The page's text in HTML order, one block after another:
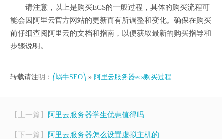
请注意，以上是购买ECS的一般过程，具体的购买流程可
能会因阿里云官方网站的更新而有所调整和变化。确保在购买
前仔细查阅阿里云的文档和指南，以便获取最新的购买指导和
步骤说明。
转载请注明： ⎛蜗牛SEO⎞ » 阿里云服务器ecs购买过程
【上一篇】 阿里云服务器学生优惠值得吗
【下一篇】 阿里云服务器怎么设置虚拟主机的